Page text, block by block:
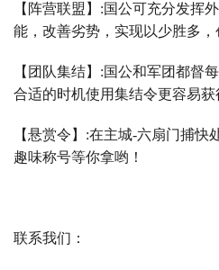
【阵营联盟】 :国公可充分发挥
能，改善劣势，实现以少胜多，
【团队集结】 :国公和军团都督
合适的时机使用集结令更容易获
【悬赏令】 :在主城-六扇门捕快
趣味称号等你拿哟！
联系我们：